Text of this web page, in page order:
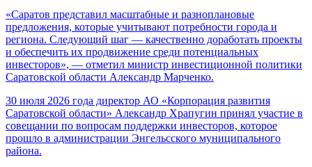
«Саратов представил масштабные и разноплановые
предложения, которые учитывают потребности города и
региона. Следующий шаг — качественно доработать проекты
и обеспечить их продвижение среди потенциальных
инвесторов», — отметил министр инвестиционной политики
Саратовской области Александр Марченко.
30 июля 2026 года директор АО «Корпорация развития
Саратовской области» Александр Храпугин принял участие в
совещании по вопросам поддержки инвесторов, которое
прошло в администрации Энгельсского муниципального
района.